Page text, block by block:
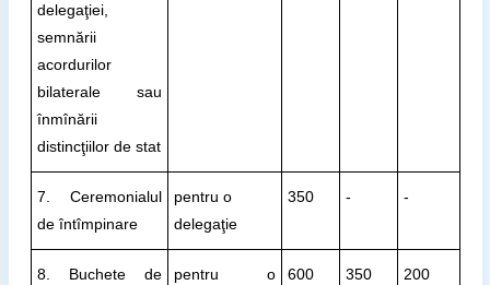
delegaţiei,
semnării
acordurilor
bilaterale sau
înmînării
distincţiilor de stat
7. Ceremonialul
de întîmpinare
pentru o
delegaţie
350 - -
8. Buchete de
pentru o
600 350 200